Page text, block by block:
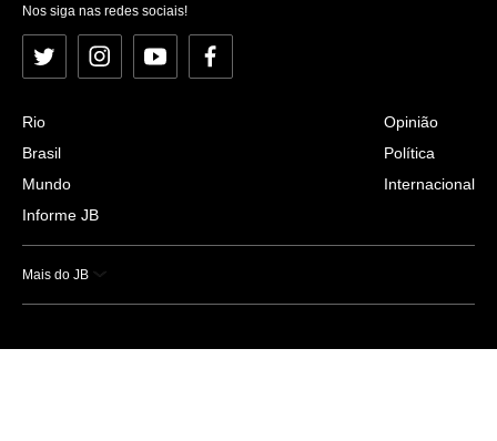
Nos siga nas redes sociais!
Twitter InstagramYouTubeFacebook
Rio
Brasil
Mundo
Informe JB
Opinião
Política
Internacional
Mais do JB
Esportes